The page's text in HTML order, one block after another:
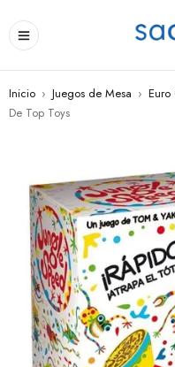
Inicio › Juegos de Mesa › Euro
De Top Toys